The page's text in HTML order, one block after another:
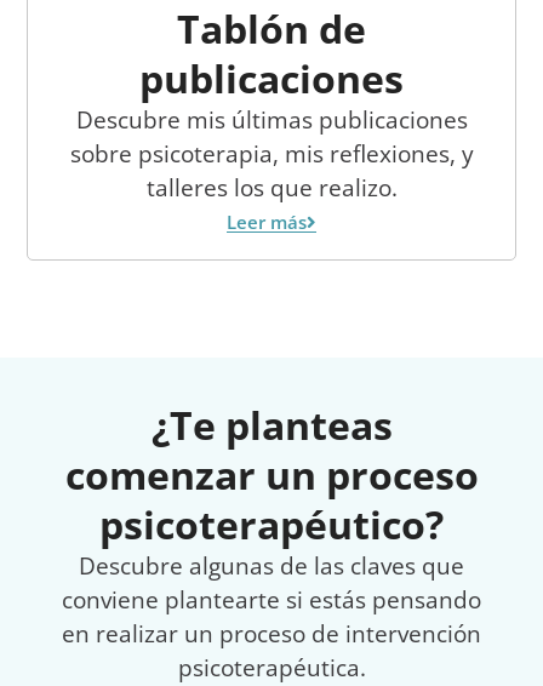
Tablón de
publicaciones
Descubre mis últimas publicaciones
sobre psicoterapia, mis reflexiones, y
talleres los que realizo.
Leer más
¿Te planteas
comenzar un proceso
psicoterapéutico?
Descubre algunas de las claves que
conviene plantearte si estás pensando
en realizar un proceso de intervención
psicoterapéutica.